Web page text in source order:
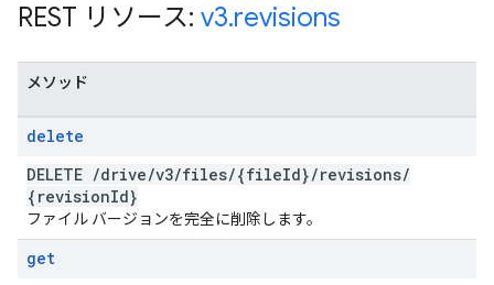
REST リソース: v3.revisions
メソッド
delete
DELETE /drive/v3/files/{fileId}/revisions/
{revisionId}
ファイル バージョンを完全に削除します。
get